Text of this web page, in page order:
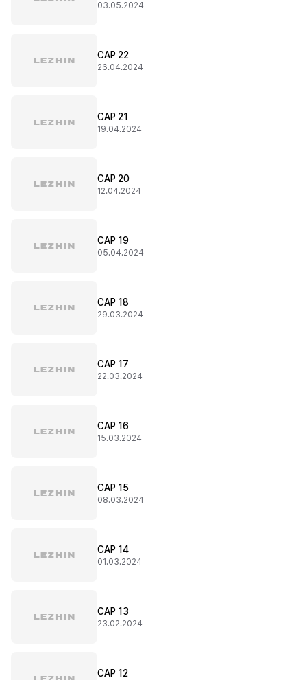
03.05.2024
CAP 22
26.04.2024
CAP 21
19.04.2024
CAP 20
12.04.2024
CAP 19
05.04.2024
CAP 18
29.03.2024
CAP 17
22.03.2024
CAP 16
15.03.2024
CAP 15
08.03.2024
CAP 14
01.03.2024
CAP 13
23.02.2024
CAP 12